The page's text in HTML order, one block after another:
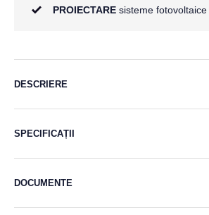
PROIECTARE sisteme fotovoltaice
DESCRIERE
SPECIFICAȚII
DOCUMENTE